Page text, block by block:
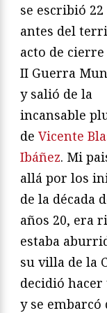
se escribió 22
antes del
acto de cierre
II Guerra
y salió de la
incansable
de Vicente
Ibáñez. Mi
allá por los
de la década
años 20, era
estaba
su villa de la
decidió
y se embarcó